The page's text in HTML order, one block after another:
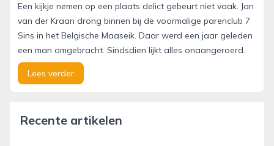
Een kijkje nemen op een plaats delict gebeurt niet vaak. Jan
van der Kraan drong binnen bij de voormalige parenclub 7
Sins in het Belgische Maaseik. Daar werd een jaar geleden
een man omgebracht. Sindsdien lijkt alles onaangeroerd.
Lees verder
Recente artikelen